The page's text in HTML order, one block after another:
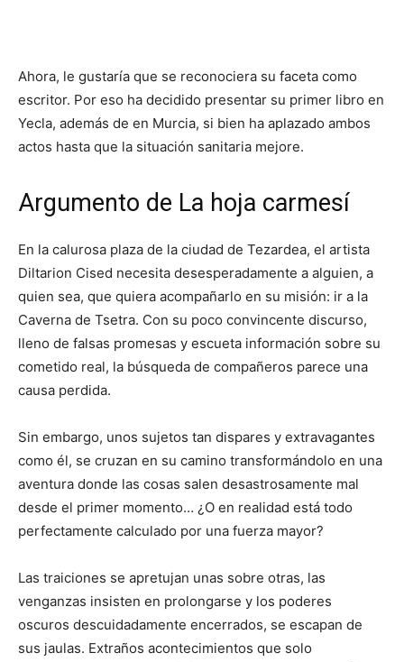
Ahora, le gustaría que se reconociera su faceta como
escritor. Por eso ha decidido presentar su primer libro en
Yecla, además de en Murcia, si bien ha aplazado ambos
actos hasta que la situación sanitaria mejore.
Argumento de La hoja carmesí
En la calurosa plaza de la ciudad de Tezardea, el artista
Diltarion Cised necesita desesperadamente a alguien, a
quien sea, que quiera acompañarlo en su misión: ir a la
Caverna de Tsetra. Con su poco convincente discurso,
lleno de falsas promesas y escueta información sobre su
cometido real, la búsqueda de compañeros parece una
causa perdida.
Sin embargo, unos sujetos tan dispares y extravagantes
como él, se cruzan en su camino transformándolo en una
aventura donde las cosas salen desastrosamente mal
desde el primer momento… ¿O en realidad está todo
perfectamente calculado por una fuerza mayor?
Las traiciones se apretujan unas sobre otras, las
venganzas insisten en prolongarse y los poderes
oscuros descuidadamente encerrados, se escapan de
sus jaulas. Extraños acontecimientos que solo